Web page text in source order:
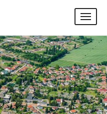
Visually
site
version
Keres